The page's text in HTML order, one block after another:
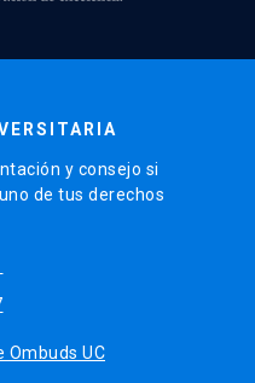
y consejo si
de tus derechos
Ombuds UC